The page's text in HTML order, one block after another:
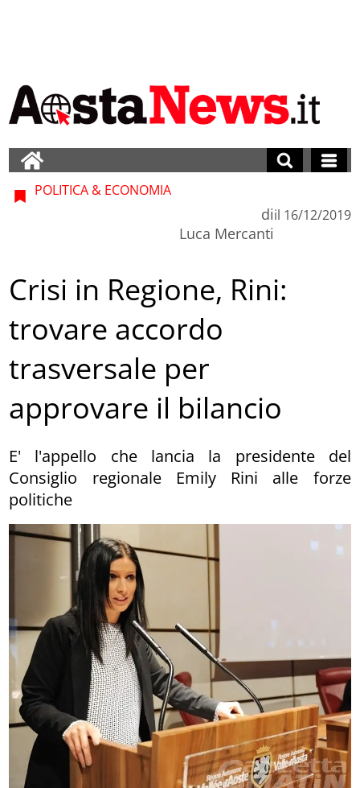
POLITICA & ECONOMIA
di
Luca Mercanti
il 16/12/2019
Crisi in Regione, Rini:
trovare accordo
trasversale per
approvare il bilancio
E' l'appello che lancia la presidente del
Consiglio regionale Emily Rini alle forze
politiche